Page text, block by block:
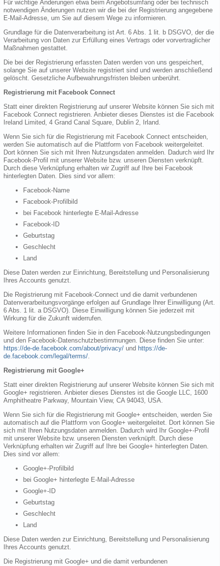
Für wichtige Änderungen etwa beim Angebotsumfang oder bei technisch
notwendigen Änderungen nutzen wir die bei der Registrierung angegebene
E-Mail-Adresse, um Sie auf diesem Wege zu informieren.
Grundlage für die Datenverarbeitung ist Art. 6 Abs. 1 lit. b DSGVO, der die
Verarbeitung von Daten zur Erfüllung eines Vertrags oder vorvertraglicher
Maßnahmen gestattet.
Die bei der Registrierung erfassten Daten werden von uns gespeichert,
solange Sie auf unserer Website registriert sind und werden anschließend
gelöscht. Gesetzliche Aufbewahrungsfristen bleiben unberührt.
Registrierung mit Facebook Connect
Statt einer direkten Registrierung auf unserer Website können Sie sich mit
Facebook Connect registrieren. Anbieter dieses Dienstes ist die Facebook
Ireland Limited, 4 Grand Canal Square, Dublin 2, Irland.
Wenn Sie sich für die Registrierung mit Facebook Connect entscheiden,
werden Sie automatisch auf die Plattform von Facebook weitergeleitet.
Dort können Sie sich mit Ihren Nutzungsdaten anmelden. Dadurch wird Ihr
Facebook-Profil mit unserer Website bzw. unseren Diensten verknüpft.
Durch diese Verknüpfung erhalten wir Zugriff auf Ihre bei Facebook
hinterlegten Daten. Dies sind vor allem:
Facebook-Name
Facebook-Profilbild
bei Facebook hinterlegte E-Mail-Adresse
Facebook-ID
Geburtstag
Geschlecht
Land
Diese Daten werden zur Einrichtung, Bereitstellung und Personalisierung
Ihres Accounts genutzt.
Die Registrierung mit Facebook-Connect und die damit verbundenen
Datenverarbeitungsvorgänge erfolgen auf Grundlage Ihrer Einwilligung (Art.
6 Abs. 1 lit. a DSGVO). Diese Einwilligung können Sie jederzeit mit
Wirkung für die Zukunft widerrufen.
Weitere Informationen finden Sie in den Facebook-Nutzungsbedingungen
und den Facebook-Datenschutzbestimmungen. Diese finden Sie unter:
https://de-de.facebook.com/about/privacy/ und https://de-
de.facebook.com/legal/terms/.
Registrierung mit Google+
Statt einer direkten Registrierung auf unserer Website können Sie sich mit
Google+ registrieren. Anbieter dieses Dienstes ist die Google LLC, 1600
Amphitheatre Parkway, Mountain View, CA 94043, USA.
Wenn Sie sich für die Registrierung mit Google+ entscheiden, werden Sie
automatisch auf die Plattform von Google+ weitergeleitet. Dort können Sie
sich mit Ihren Nutzungsdaten anmelden. Dadurch wird Ihr Google+-Profil
mit unserer Website bzw. unseren Diensten verknüpft. Durch diese
Verknüpfung erhalten wir Zugriff auf Ihre bei Google+ hinterlegten Daten.
Dies sind vor allem:
Google+-Profilbild
bei Google+ hinterlegte E-Mail-Adresse
Google+-ID
Geburtstag
Geschlecht
Land
Diese Daten werden zur Einrichtung, Bereitstellung und Personalisierung
Ihres Accounts genutzt.
Die Registrierung mit Google+ und die damit verbundenen